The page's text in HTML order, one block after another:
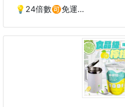
讓清潔變得輕鬆✨✨又好安心
✅鹽選天然植物萃取 泡泡豐
✅散發淡淡檸檬香🍋超清新
更棒的是❇️使用它不需要費力
💡24倍數🉑️免運
奇檬子神奇檸檬除垢泡泡噴 大
把『汙垢吃掉』😱的神奇檸
多年佳評如潮✅環保無毒♻️天
✅天然來源成分👍植物力量